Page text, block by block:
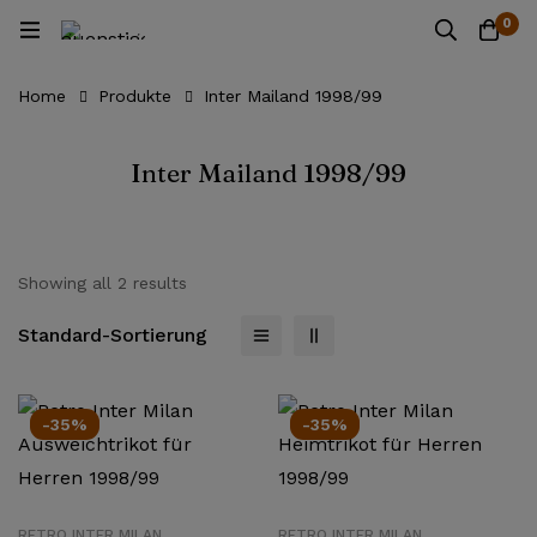
0
Home Produkte Inter Mailand 1998/99
Inter Mailand 1998/99
Showing all 2 results
Standard-Sortierung
-35% -35%